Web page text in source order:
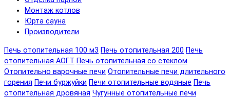
Монтаж котлов
Юрта сауна
Производители
Печь отопительная 100 м3 Печь отопительная 200 Печь
отопительная АОГТ Печь отопительная со стеклом
Отопительно варочные печи Отопительные печи длительного
горения Печи буржуйки Печи отопительные водяные Печь
отопительная дровяная Чугунные отопительные печи